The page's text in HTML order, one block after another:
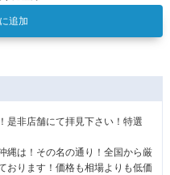
追加
是非店舗にて拝見下さい！特選
縄は！その名の通り！全国から厳
おります！価格も相場よりも低価